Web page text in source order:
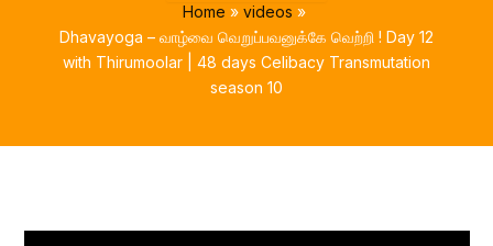
Home
videos
Dhavayoga – வாழ்வை வெறுப்பவனுக்கே வெற்றி ! Day 12
with Thirumoolar | 48 days Celibacy Transmutation
season 10